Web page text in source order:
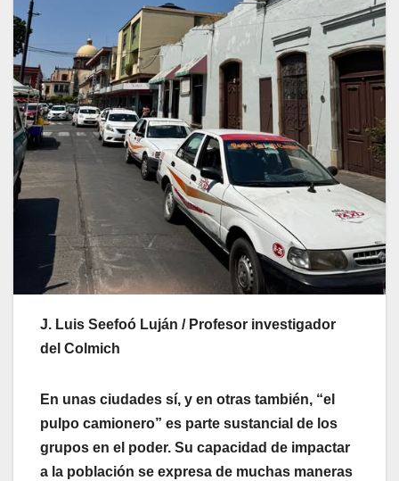
J. Luis Seefoó Luján / Profesor investigador
del Colmich
En unas ciudades sí, y en otras también, “el
pulpo camionero” es parte sustancial de los
grupos en el poder. Su capacidad de impactar
a la población se expresa de muchas maneras